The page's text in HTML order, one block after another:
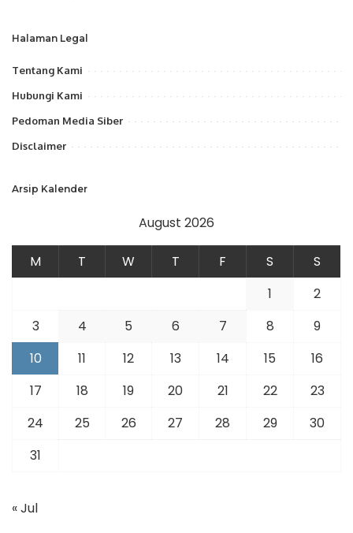
Halaman Legal
Tentang Kami
Hubungi Kami
Pedoman Media Siber
Disclaimer
Arsip Kalender
August 2026
M T W T F S
S
1
2
3
4 5 6 7 8
9
10
11 12 13 14 15
16
17
18 19 20 21 22
23
24
25 26 27 28 29
30
31
« Jul